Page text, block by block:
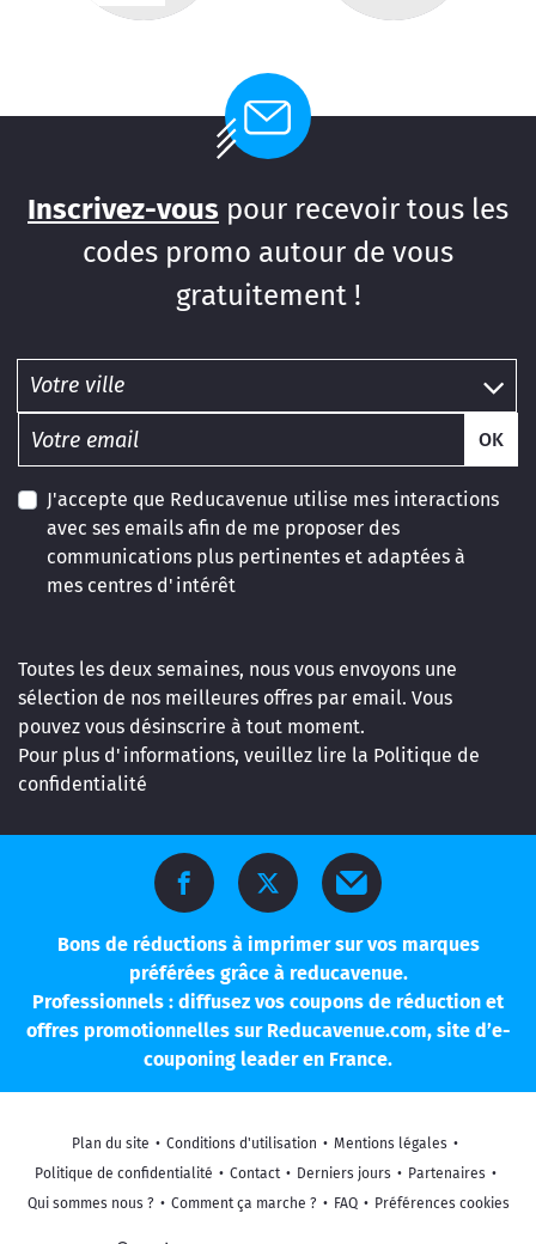
Inscrivez-vous pour recevoir tous les
codes promo autour de vous
gratuitement !
OK
J'accepte que Reducavenue utilise mes interactions
avec ses emails afin de me proposer des
communications plus pertinentes et adaptées à
mes centres d'intérêt
Toutes les deux semaines, nous vous envoyons une
sélection de nos meilleures offres par email. Vous
pouvez vous désinscrire à tout moment.
Pour plus d'informations, veuillez lire la Politique de
confidentialité
Bons de réductions à imprimer sur vos marques
préférées grâce à reducavenue.
Professionnels : diffusez vos coupons de réduction et
offres promotionnelles sur Reducavenue.com, site d’e-
couponing leader en France.
Plan du site • Conditions d'utilisation • Mentions légales •
Politique de confidentialité • Contact • Derniers jours • Partenaires •
Qui sommes nous ? • Comment ça marche ? • FAQ • Préférences cookies